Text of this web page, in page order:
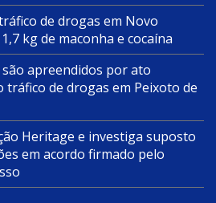
de drogas em Novo
kg de maconha e cocaína
apreendidos por ato
de drogas em Peixoto de
Heritage e investiga suposto
em acordo firmado pelo